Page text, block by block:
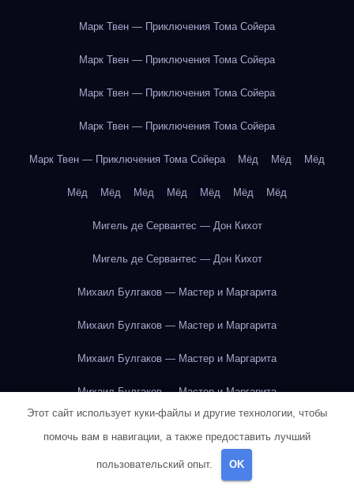
Марк Твен — Приключения Тома Сойера
Марк Твен — Приключения Тома Сойера
Марк Твен — Приключения Тома Сойера
Марк Твен — Приключения Тома Сойера
Марк Твен — Приключения Тома Сойера Мёд Мёд Мёд
Мёд Мёд Мёд Мёд Мёд Мёд Мёд
Мигель де Сервантес — Дон Кихот
Мигель де Сервантес — Дон Кихот
Михаил Булгаков — Мастер и Маргарита
Михаил Булгаков — Мастер и Маргарита
Михаил Булгаков — Мастер и Маргарита
Михаил Булгаков — Мастер и Маргарита
Михаил Булгаков — Мастер и Маргарита
Этот сайт использует куки-файлы и другие технологии, чтобы
помочь вам в навигации, а также предоставить лучший
пользовательский опыт. OK